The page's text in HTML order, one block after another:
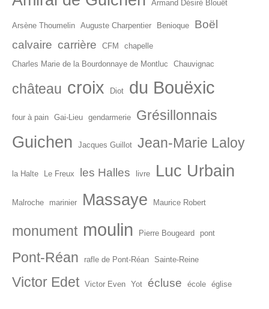
Armand Désiré Blouët
Arsène Thoumelin Auguste Charpentier Benioque
Boël
calvaire carrière CFM
chapelle
Charles Marie de la Bourdonnaye de Montluc
Chauvignac
château croix Diot du Bouëxic
four à pain Gai-Lieu gendarmerie Grésillonnais
Guichen Jacques Guillot Jean-Marie Laloy
la Halte Le Freux les Halles livre Luc Urbain
Malroche marinier Massaye Maurice Robert
monument moulin Pierre Bougeard pont
Pont-Réan rafle de Pont-Réan Sainte-Reine
Victor Edet Victor Even Yot écluse école église